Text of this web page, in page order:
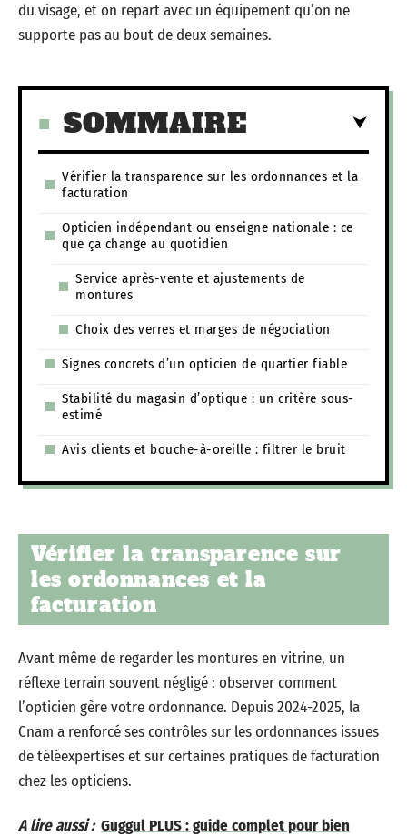
du visage, et on repart avec un équipement qu’on ne
supporte pas au bout de deux semaines.
SOMMAIRE
Vérifier la transparence sur les ordonnances et la
facturation
Opticien indépendant ou enseigne nationale : ce
que ça change au quotidien
Service après-vente et ajustements de
montures
Choix des verres et marges de négociation
Signes concrets d’un opticien de quartier fiable
Stabilité du magasin d’optique : un critère sous-
estimé
Avis clients et bouche-à-oreille : filtrer le bruit
Vérifier la transparence sur
les ordonnances et la
facturation
Avant même de regarder les montures en vitrine, un
réflexe terrain souvent négligé : observer comment
l’opticien gère votre ordonnance. Depuis 2024-2025, la
Cnam a renforcé ses contrôles sur les ordonnances issues
de téléexpertises et sur certaines pratiques de facturation
chez les opticiens.
A lire aussi : Guggul PLUS : guide complet pour bien